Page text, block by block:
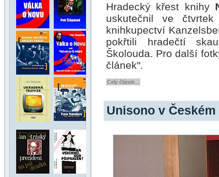
Hradecký křest knihy
uskutečnil ve
knihkupectví
pokřtili hradečtí
Školouda. Pro další
článek".
Celý článek...
Unisono v